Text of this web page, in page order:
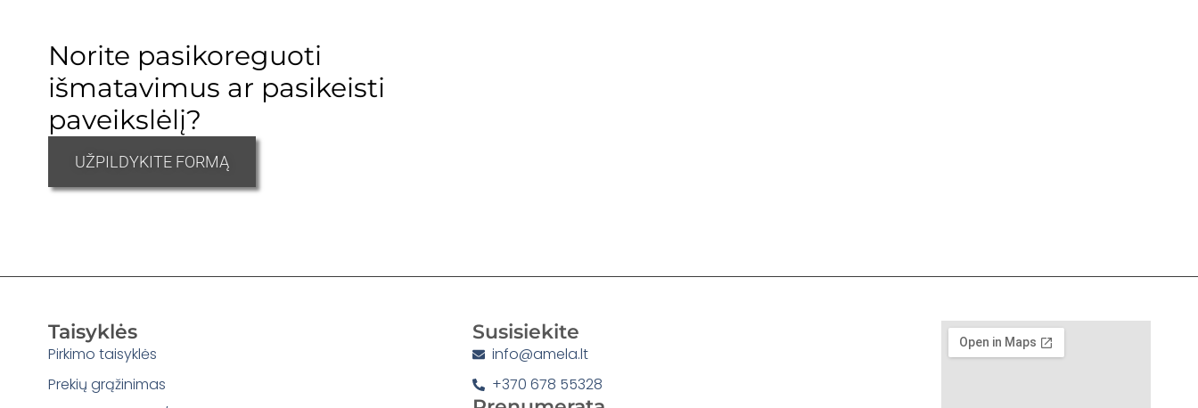
Norite pasikoreguoti
išmatavimus ar pasikeisti
paveikslėlį?
UŽPILDYKITE FORMĄ
Taisyklės
Pirkimo taisyklės
Prekių grąžinimas
Susisiekite
info@amela.lt
+370 678 55328